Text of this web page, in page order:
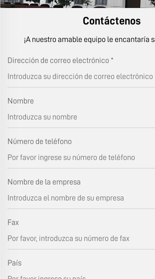
Contáctenos
¡A nuestro amable equipo le encantaría
Dirección de correo electrónico *
Nombre
Número de teléfono
Nombre de la empresa
Fax
País